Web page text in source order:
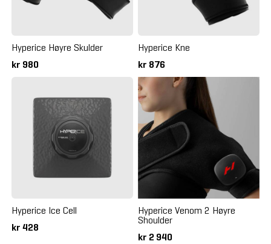
Hyperice Høyre Skulder
kr 980
Hyperice Kne
kr 876
Hyperice Ice Cell
kr 428
Hyperice Venom 2 Høyre
Shoulder
kr 2 940